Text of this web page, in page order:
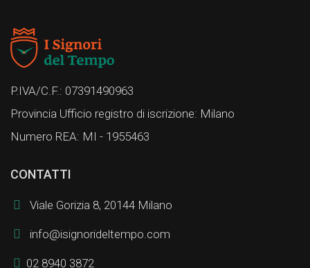
P.IVA/C.F.: 07391490963
Provincia Ufficio registro di iscrizione: Milano
Numero REA: MI - 1955463
CONTATTI
Viale Gorizia 8, 20144 Milano
info@isignorideltempo.com
02 8940 3872